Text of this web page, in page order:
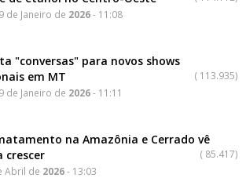
de Janeiro de 2026- 11:08
"conversas" para novos shows
em MT
( 113.935)
de Janeiro de 2026- 11:11
na Amazônia e Cerrado vê
crescer
( 85.417)
Abril de 2026- 13:03